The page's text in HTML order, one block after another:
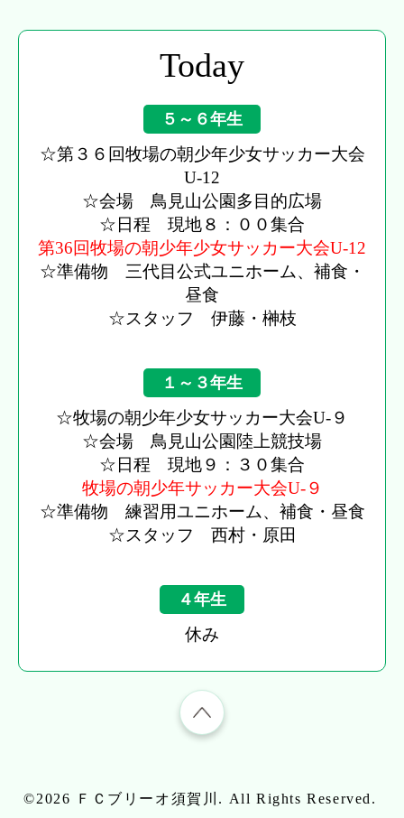
Today
５～６年生
☆第３６回牧場の朝少年少女サッカー大会
U-12
☆会場 鳥見山公園多目的広場
☆日程 現地８：００集合
第36回牧場の朝少年少女サッカー大会U-12
☆準備物 三代目公式ユニホーム、補食・
昼食
☆スタッフ 伊藤・榊枝
１～３年生
☆牧場の朝少年少女サッカー大会U-９
☆会場 鳥見山公園陸上競技場
☆日程 現地９：３０集合
牧場の朝少年サッカー大会U-９
☆準備物 練習用ユニホーム、補食・昼食
☆スタッフ 西村・原田
４年生
休み
©2026 ＦＣブリーオ須賀川 . All Rights Reserved.